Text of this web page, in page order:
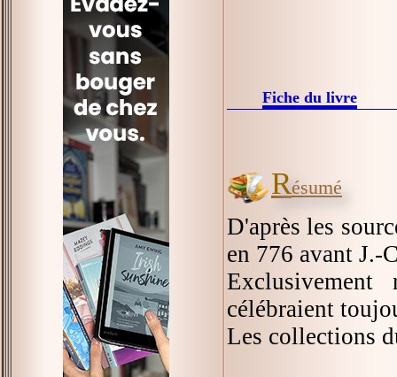
Fiche du livre
Résumé
D'après les
en 776 avant J.-
célébraient
Les collections